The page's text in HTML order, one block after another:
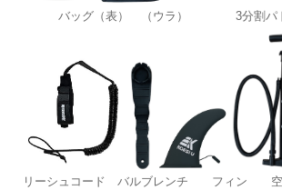
バッグ（表） （ウラ） 3分割パ
リーシュコード バルブレンチ フィン 空